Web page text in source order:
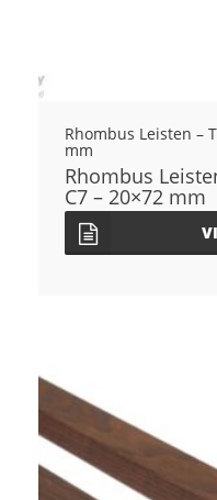
Rhombus Leisten –
mm
Rhombus
C7 – 20×72 mm